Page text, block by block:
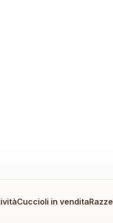
Cuccioli in venditaRazze